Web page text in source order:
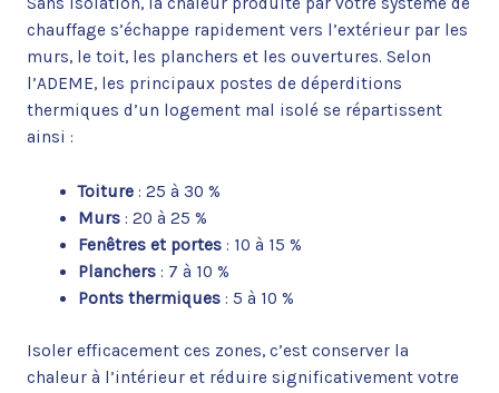
chauffage s’échappe rapidement vers l’extérieur par les
murs, le toit, les planchers et les ouvertures. Selon
l’ADEME, les principaux postes de déperditions
thermiques d’un logement mal isolé se répartissent
ainsi :
Toiture : 25 à 30 %
Murs : 20 à 25 %
Fenêtres et portes : 10 à 15 %
Planchers : 7 à 10 %
Ponts thermiques : 5 à 10 %
Isoler efficacement ces zones, c’est conserver la
chaleur à l’intérieur et réduire significativement votre